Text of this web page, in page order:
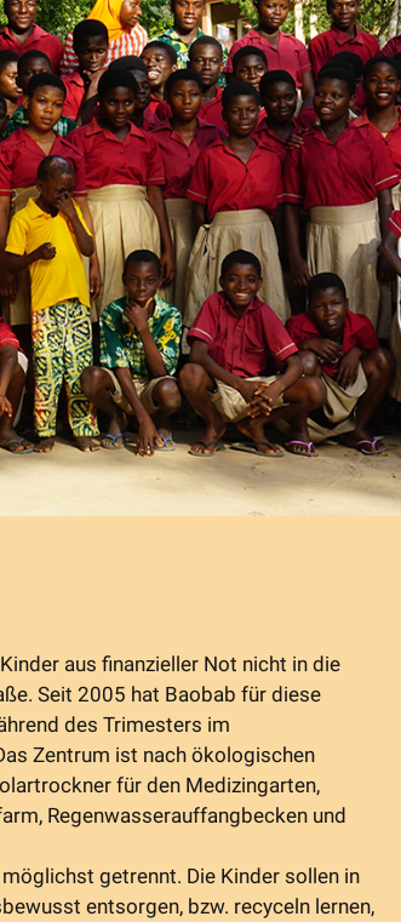
aus finanzieller Not nicht in die
Seit 2005 hat Baobab für diese
des Trimesters im
Zentrum ist nach ökologischen
für den Medizingarten,
Regenwasserauffangbecken und
getrennt. Die Kinder sollen in
entsorgen, bzw. recyceln lernen,